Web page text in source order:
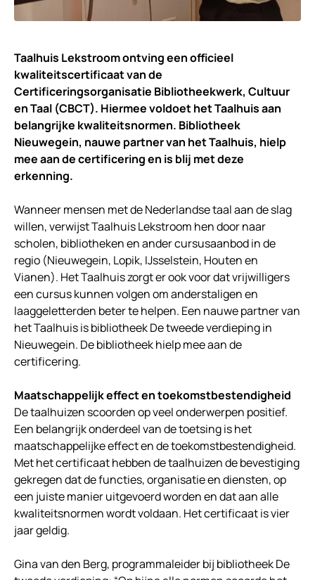
Taalhuis Lekstroom ontving een officieel
kwaliteitscertificaat van de
Certificeringsorganisatie Bibliotheekwerk, Cultuur
en Taal (CBCT). Hiermee voldoet het Taalhuis aan
belangrijke kwaliteitsnormen. Bibliotheek
Nieuwegein, nauwe partner van het Taalhuis, hielp
mee aan de certificering en is blij met deze
erkenning.
Wanneer mensen met de Nederlandse taal aan de slag
willen, verwijst Taalhuis Lekstroom hen door naar
scholen, bibliotheken en ander cursusaanbod in de
regio (Nieuwegein, Lopik, IJsselstein, Houten en
Vianen). Het Taalhuis zorgt er ook voor dat vrijwilligers
een cursus kunnen volgen om anderstaligen en
laaggeletterden beter te helpen. Een nauwe partner van
het Taalhuis is bibliotheek De tweede verdieping in
Nieuwegein. De bibliotheek hielp mee aan de
certificering.
Maatschappelijk effect en toekomstbestendigheid
De taalhuizen scoorden op veel onderwerpen positief.
Een belangrijk onderdeel van de toetsing is het
maatschappelijke effect en de toekomstbestendigheid.
Met het certificaat hebben de taalhuizen de bevestiging
gekregen dat de functies, organisatie en diensten, op
een juiste manier uitgevoerd worden en dat aan alle
kwaliteitsnormen wordt voldaan. Het certificaat is vier
jaar geldig.
Gina van den Berg, programmaleider bij bibliotheek De